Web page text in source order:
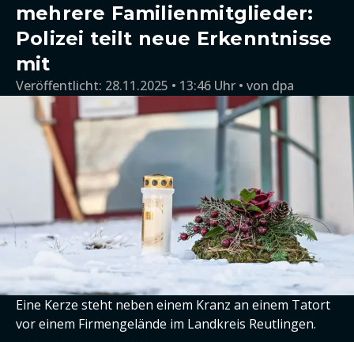
mehrere Familienmitglieder:
Polizei teilt neue Erkenntnisse
mit
Veröffentlicht: 28.11.2025 • 13:46 Uhr von dpa
Eine Kerze steht neben einem Kranz an einem Tatort
vor einem Firmengelände im Landkreis Reutlingen.